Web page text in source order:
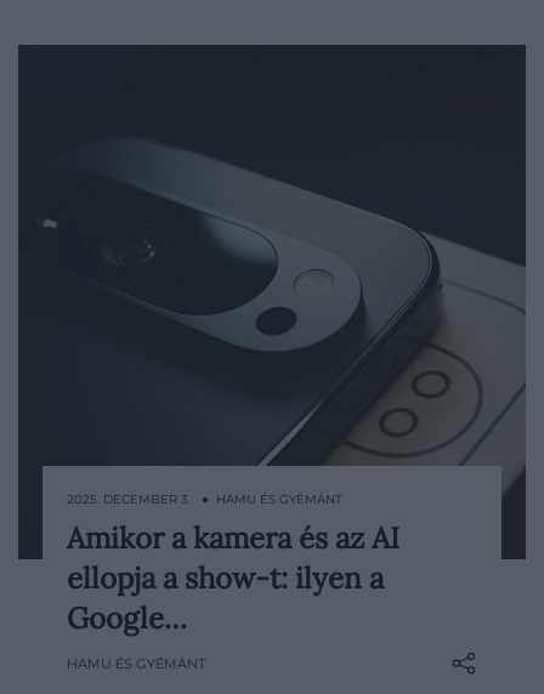
Mi történik, ha egy elfogult „almás”
egyszer csak ad egy esélyt a Google
telefonjának? Elégedett lesz. Ugyanis a
Pixel 10 Pro nemcsak szép, hanem jól esik
kézbe venni, és számos funkciójában
2025. DECEMBER 3. ● HAMU ÉS GYÉMÁNT
Amikor a kamera és az AI
ellopja a show-t: ilyen a
Google…
HAMU ÉS GYÉMÁNT